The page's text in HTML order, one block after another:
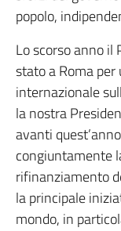
popolo,
Lo scorso anno il
stato a Roma
internazionale
la nostra
avanti
congiuntamente
rifinanziamento
la principale
mondo, in